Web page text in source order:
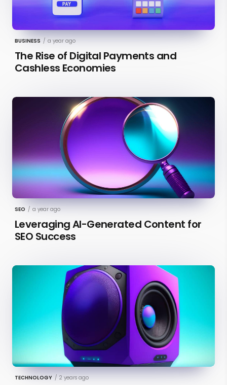
BUSINESS / a year ago
The Rise of Digital Payments and
Cashless Economies
SEO / a year ago
Leveraging AI-Generated Content for
SEO Success
TECHNOLOGY / 2 years ago